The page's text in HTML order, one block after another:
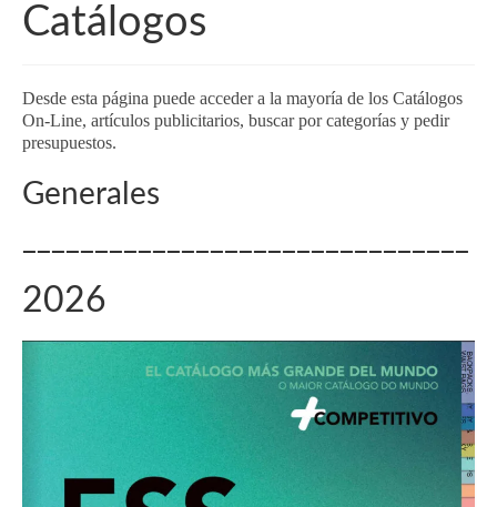
Catálogos
Desde esta página puede acceder a la mayoría de los Catálogos
On-Line, artículos publicitarios, buscar por categorías y pedir
presupuestos.
Generales
2026